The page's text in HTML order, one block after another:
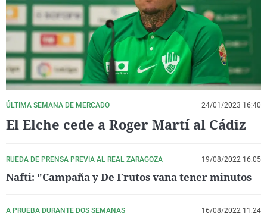
La rosa de los vientos
Gente viajera
Como el perro y el
Caso
Retornados
Equipo de
Operación Viuda
Extremadura
Galicia
La Rioja
Navarra
País Vasco
Virales
Televisión
Elecciones
ÚLTIMA SEMANA DE MERCADO 24/01/2023 16:40
El Elche cede a Roger Martí al Cádiz
RUEDA DE PRENSA PREVIA AL REAL ZARAGOZA 19/08/2022 16:05
Nafti: "Campaña y De Frutos vana tener minutos
A PRUEBA DURANTE DOS SEMANAS 16/08/2022 11:24